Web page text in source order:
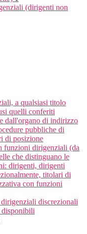
(dirigenti non
a qualsiasi titolo
quelli conferiti
dall'organo di indirizzo
pubbliche di
di posizione
funzioni dirigenziali (da
che distinguano le
dirigenti, dirigenti
titolari di
con funzioni
discrezionali
disponibili